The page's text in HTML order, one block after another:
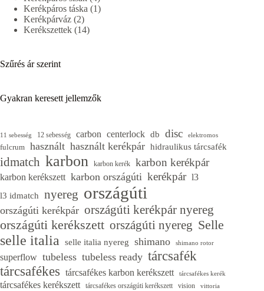
termék
Kerékpáros táska 11
Kerékpárváz 22
termék
Kerékszettek 1414
Szűrés ár szerint
Gyakran keresett jellemzők
11 sebesség 12 sebesség carbon centerlock db disc elektromos
fulcrum használt használt kerékpár hidraulikus tárcsafék
idmatch karbon karbon kerék karbon kerékpár
karbon kerékszett karbon országúti kerékpár l3
l3 idmatch nyereg országúti
országúti kerékpár országúti kerékpár nyereg
országúti kerékszett országúti nyereg Selle
selle italia selle italia nyereg shimano shimano rotor
superflow tubeless tubeless ready tárcsafék
tárcsafékes tárcsafékes karbon kerékszett tárcsafékes kerék
tárcsafékes kerékszett tárcsafékes országúti kerékszett vision
vittoria